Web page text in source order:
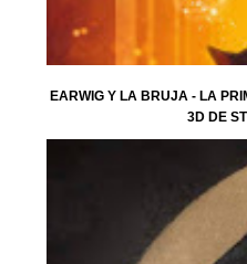
EARWIG Y LA BRUJA - LA
3D DE